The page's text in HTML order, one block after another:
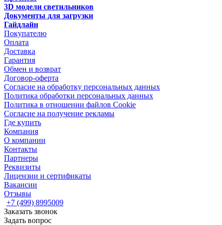
3D модели светильников
Документы для загрузки
Гайдлайн
Покупателю
Оплата
Доставка
Гарантия
Обмен и возврат
Договор-оферта
Согласие на обработку персональных данных
Политика обработки персональных данных
Политика в отношении файлов Cookie
Согласие на получение рекламы
Где купить
Компания
О компании
Контакты
Партнеры
Реквизиты
Лицензии и сертификаты
Вакансии
Отзывы
+7 (499) 8995009
Заказать звонок
Задать вопрос